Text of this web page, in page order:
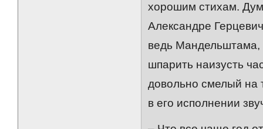
хорошим стихам.
Александре
ведь Мандельштама,
шпарить наизусть
довольно смелый на
в его исполнении